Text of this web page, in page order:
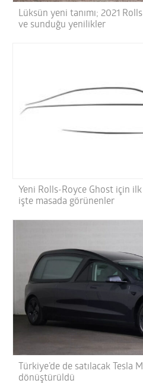
Lüksün yeni tanımı; 2021
ve sunduğu yenilikler
Yeni Rolls-Royce Ghost için
işte masada görünenler
Türkiye’de de satılacak Tesla
dönüştürüldü